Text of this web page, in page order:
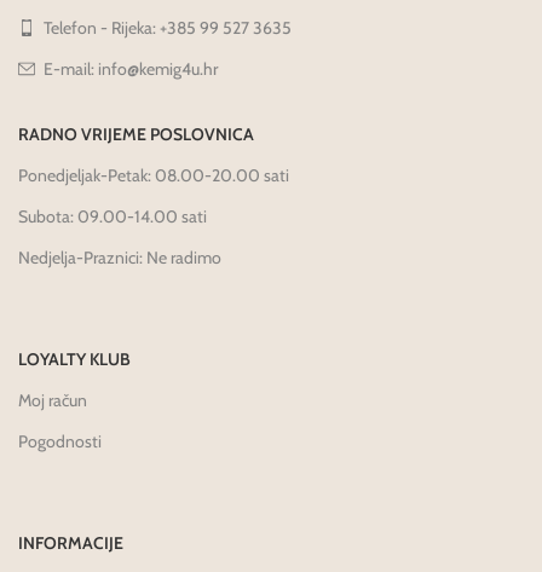
Telefon - Rijeka: +385 99 527 3635
E-mail: info@kemig4u.hr
RADNO VRIJEME POSLOVNICA
Ponedjeljak-Petak: 08.00-20.00 sati
Subota: 09.00-14.00 sati
Nedjelja-Praznici: Ne radimo
LOYALTY KLUB
Moj račun
Pogodnosti
INFORMACIJE